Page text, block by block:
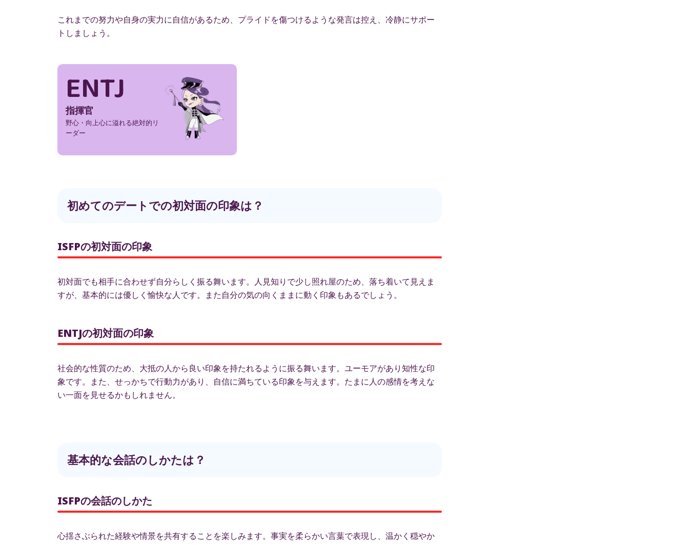
これまでの努力や自身の実力に自信があるため、プライドを傷つけるような発言は控え、冷静にサポー
トしましょう。
ENTJ
指揮官
野心・向上心に溢れる絶対的リ
ーダー
初めてのデートでの初対面の印象は？
ISFPの初対面の印象
初対面でも相手に合わせず自分らしく振る舞います。人見知りで少し照れ屋のため、落ち着いて見えま
すが、基本的には優しく愉快な人です。また自分の気の向くままに動く印象もあるでしょう。
ENTJの初対面の印象
社会的な性質のため、大抵の人から良い印象を持たれるように振る舞います。ユーモアがあり知性な印
象です。また、せっかちで行動力があり、自信に満ちている印象を与えます。たまに人の感情を考えな
い一面を見せるかもしれません。
基本的な会話のしかたは？
ISFPの会話のしかた
心揺さぶられた経験や情景を共有することを楽しみます。事実を柔らかい言葉で表現し、温かく穏やか